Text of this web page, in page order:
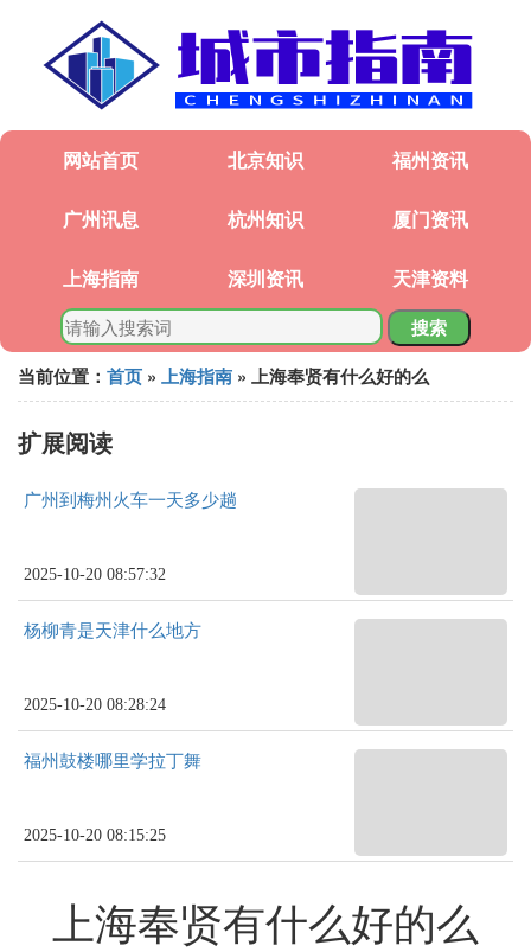
网站首页 北京知识 福州资讯
广州讯息 杭州知识 厦门资讯
上海指南 深圳资讯 天津资料
搜索
当前位置： 首页 » 上海指南 » 上海奉贤有什么好的么
扩展阅读
广州到梅州火车一天多少趟
2025-10-20 08:57:32
杨柳青是天津什么地方
2025-10-20 08:28:24
福州鼓楼哪里学拉丁舞
2025-10-20 08:15:25
上海奉贤有什么好的么